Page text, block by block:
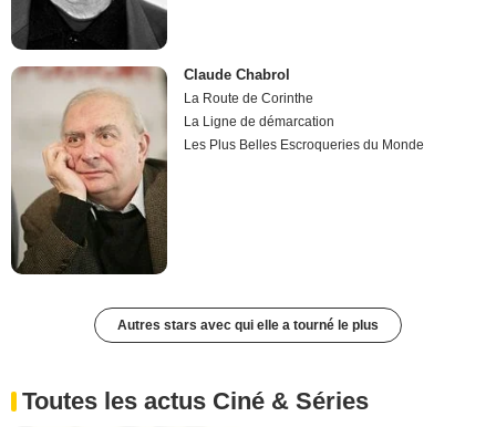
Claude Chabrol
La Route de Corinthe
La Ligne de démarcation
Les Plus Belles Escroqueries du Monde
Autres stars avec qui elle a tourné le plus
Toutes les actus Ciné & Séries